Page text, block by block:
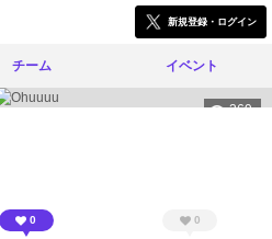
新規登録・ログイン
チーム イベント
369
0 0